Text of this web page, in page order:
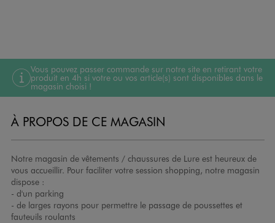
Vous pouvez passer commande sur notre site en retirant votre
produit en 4h si votre ou vos article(s) sont disponibles dans le
magasin choisi !
À PROPOS DE CE MAGASIN
Notre magasin de vêtements / chaussures de Lure est heureux de
vous accueillir. Pour faciliter votre session shopping, notre magasin
dispose :
- d'un parking
- de larges rayons pour permettre le passage de poussettes et
fauteuils roulants